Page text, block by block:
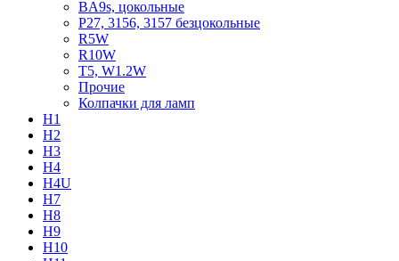
BA9s, цокольные
P27, 3156, 3157 безцокольные
R5W
R10W
T5, W1.2W
Прочие
Колпачки для ламп
H1
H2
H3
H4
H4U
H7
H8
H9
H10